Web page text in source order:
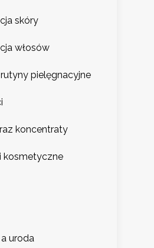
skóry
włosów
rutyny pielęgnacyjne
koncentraty
kosmetyczne
uroda